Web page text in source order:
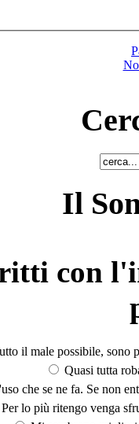
Il
con
il male possibile, sono
Quasi tutta
che se ne fa. Se non
Per lo più ritengo venga